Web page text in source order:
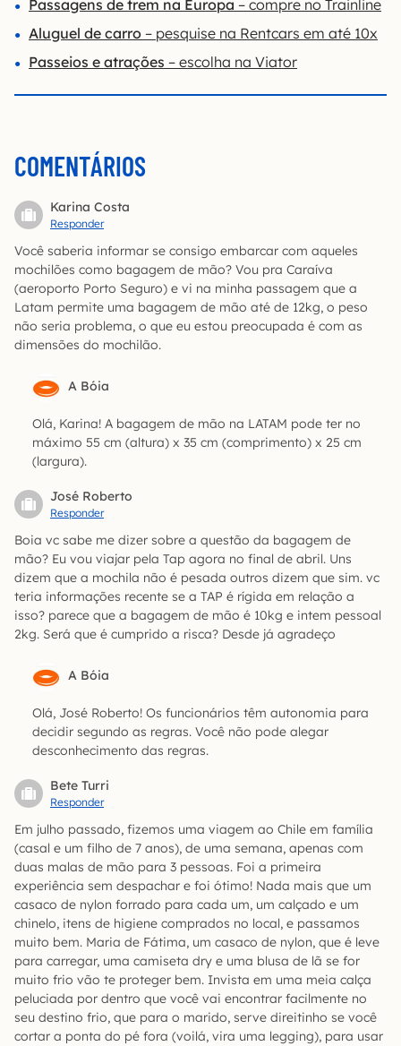
Passagens de trem na Europa – compre no Trainline
Aluguel de carro – pesquise na Rentcars em até 10x
Passeios e atrações – escolha na Viator
COMENTÁRIOS
Karina Costa
Responder
Você saberia informar se consigo embarcar com aqueles
mochilões como bagagem de mão? Vou pra Caraíva
(aeroporto Porto Seguro) e vi na minha passagem que a
Latam permite uma bagagem de mão até de 12kg, o peso
não seria problema, o que eu estou preocupada é com as
dimensões do mochilão.
A Bóia
Olá, Karina! A bagagem de mão na LATAM pode ter no
máximo 55 cm (altura) x 35 cm (comprimento) x 25 cm
(largura).
José Roberto
Responder
Boia vc sabe me dizer sobre a questão da bagagem de
mão? Eu vou viajar pela Tap agora no final de abril. Uns
dizem que a mochila não é pesada outros dizem que sim. vc
teria informações recente se a TAP é rígida em relação a
isso? parece que a bagagem de mão é 10kg e intem pessoal
2kg. Será que é cumprido a risca? Desde já agradeço
A Bóia
Olá, José Roberto! Os funcionários têm autonomia para
decidir segundo as regras. Você não pode alegar
desconhecimento das regras.
Bete Turri
Responder
Em julho passado, fizemos uma viagem ao Chile em família
(casal e um filho de 7 anos), de uma semana, apenas com
duas malas de mão para 3 pessoas. Foi a primeira
experiência sem despachar e foi ótimo! Nada mais que um
casaco de nylon forrado para cada um, um calçado e um
chinelo, itens de higiene comprados no local, e passamos
muito bem. Maria de Fátima, um casaco de nylon, que é leve
para carregar, uma camiseta dry e uma blusa de lã se for
muito frio vão te proteger bem. Invista em uma meia calça
peluciada por dentro que você vai encontrar facilmente no
seu destino frio, que para o marido, serve direitinho se você
cortar a ponta do pé fora (voilá, vira uma legging), para usar